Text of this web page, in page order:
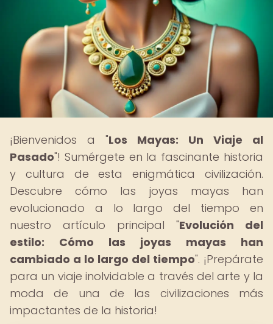
¡Bienvenidos a "Los Mayas: Un Viaje al
Pasado"! Sumérgete en la fascinante historia
y cultura de esta enigmática civilización.
Descubre cómo las joyas mayas han
evolucionado a lo largo del tiempo en
nuestro artículo principal "Evolución del
estilo: Cómo las joyas mayas han
cambiado a lo largo del tiempo". ¡Prepárate
para un viaje inolvidable a través del arte y la
moda de una de las civilizaciones más
impactantes de la historia!